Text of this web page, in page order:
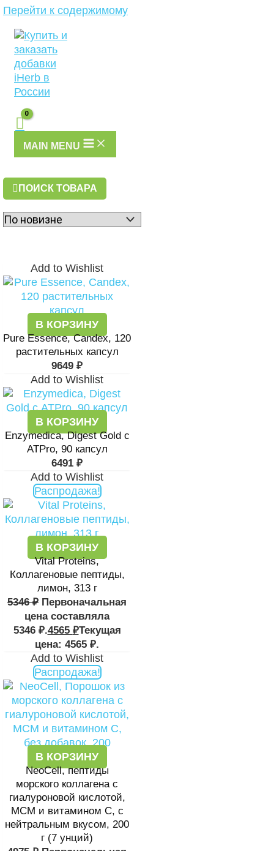
Перейти к содержимому
MAIN MENU
ПОИСК ТОВАРА
Add to Wishlist
В КОРЗИНУ
Pure Essence, Candex, 120
растительных капсул
9649 ₽
Add to Wishlist
В КОРЗИНУ
Enzymedica, Digest Gold с
ATPro, 90 капсул
6491 ₽
Add to Wishlist
Распродажа!
В КОРЗИНУ
Vital Proteins,
Коллагеновые пептиды,
лимон, 313 г
5346₽ Первоначальная
цена составляла
5346 ₽.4565 ₽Текущая
цена: 4565 ₽.
Add to Wishlist
Распродажа!
В КОРЗИНУ
NeoCell, пептиды
морского коллагена с
гиалуроновой кислотой,
МСМ и витамином C, с
нейтральным вкусом, 200
г (7 унций)